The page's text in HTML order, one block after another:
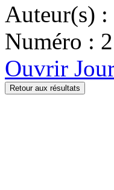
Auteur(s) :
Numéro :
Ouvrir
Retour aux résultats